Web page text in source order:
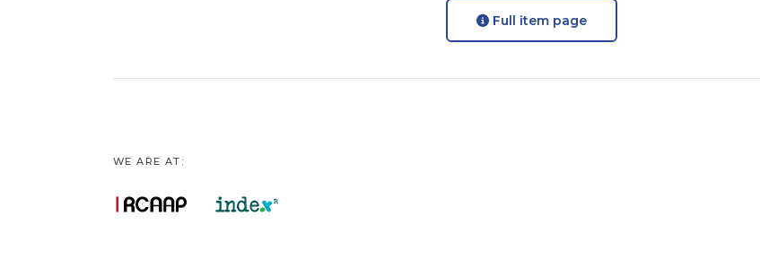
Full item page
WE ARE AT: